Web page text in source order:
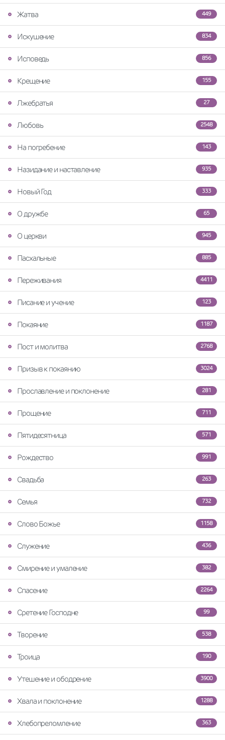
449
Жатва
834
Искушение
856
Исповедь
155
Крещение
27
Лжебратья
2548
Любовь
143
На погребение
935
Назидание и наставление
333
Новый Год
65
О дружбе
945
О церкви
885
Пасхальные
4411
Переживания
123
Писание и учение
1187
Покаяние
2768
Пост и молитва
3024
Призыв к покаянию
281
Прославление и поклонение
711
Прощение
571
Пятидесятница
991
Рождество
263
Свадьба
732
Семья
1158
Слово Божье
436
Служение
382
Смирение и умаление
2264
Спасение
99
Сретение Господне
538
Творение
190
Троица
3900
Утешение и ободрение
1288
Хвала и поклонение
363
Хлебопреломление